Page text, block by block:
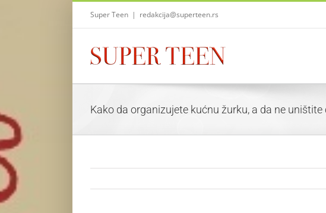
Super Teen | redakcija@superteen.rs
Kako da organizujete kućnu žurku, a da ne uništite